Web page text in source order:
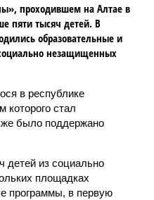
проходившем на Алтае в
пяти тысяч детей. В
образовательные и
незащищенных
в республике
которого стал
было поддержано
детей из социально
площадках
программы, в первую